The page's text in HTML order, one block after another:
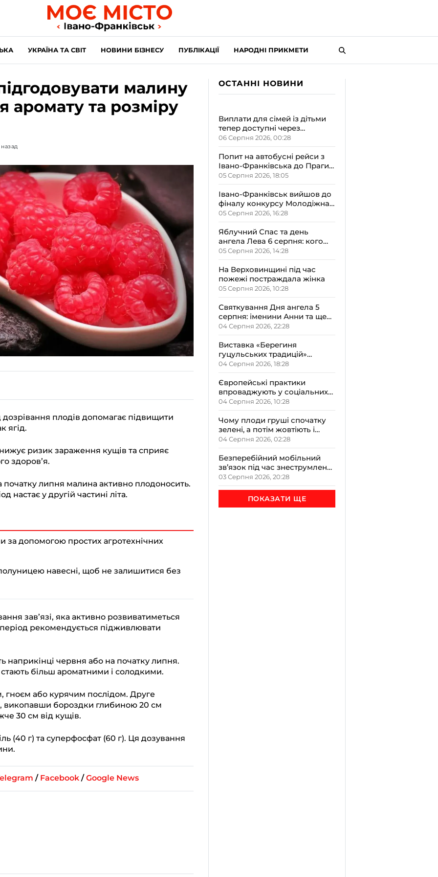
УКРАЇНА ТА СВІТ НОВИНИ БІЗНЕСУ ПУБЛІКАЦІЇ НАРОДНІ ПРИКМЕТИ
малину
аромату та розміру
плодів допомагає підвищити
ягід.
ризик зараження кущів та сприяє
здоров’я.
початку липня малина активно плодоносить.
у другій частині літа.
за допомогою простих агротехнічних
навесні, щоб не залишитися без
зав’язі, яка активно розвиватиметься
період рекомендується підживлювати
червня або на початку липня.
більш ароматними і солодкими.
гноєм або курячим послідом. Друге
викопавши бороздки глибиною 20 см
30 см від кущів.
(40 г) та суперфосфат (60 г). Ця дозування
/ Facebook /Google News
ОСТАННІ НОВИНИ
Виплати для сімей із дітьми
тепер доступні через
«Дія.Картку»: деталі від ОВА
06 Серпня 2026, 00:28
Попит на автобусні рейси з
Івано-Франківська до Праги
залишається високим
05 Серпня 2026, 18:05
Івано-Франківськ вийшов до
фіналу конкурсу Молодіжна
столиця України-2026
05 Серпня 2026, 16:28
Яблучний Спас та день
ангела Лева 6 серпня: кого
варто привітати, що
освячують у храмах і які
прикмети передбачають
осінь
05 Серпня 2026, 14:28
На Верховинщині під час
пожежі постраждала жінка
05 Серпня 2026, 10:28
Святкування Дня ангела 5
серпня: іменини Анни та ще
двох імен – кого вітати і що не
можна робити цього дня
04 Серпня 2026, 22:28
Виставка «Берегиня
гуцульських традицій»
відкрилась на Верховині
04 Серпня 2026, 18:28
Європейські практики
впроваджують у соціальних
закладах Прикарпаття на
обговоренні в ОДА
04 Серпня 2026, 10:28
Чому плоди груші спочатку
зелені, а потім жовтіють і
чорніють всередині
04 Серпня 2026, 02:28
Безперебійний мобільний
зв’язок під час знеструмлень:
нарада ОВА з громадами на
Прикарпатті
03 Серпня 2026, 20:28
ПОКАЗАТИ ЩЕ